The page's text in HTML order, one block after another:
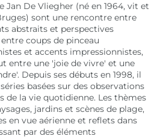
Jan De Vliegher (né en 1964, vit et
sont une rencontre entre
abstraits et perspectives
coups de pinceau
et accents impressionnistes,
entre une 'joie de vivre' et une
Depuis ses débuts en 1998, il
basées sur des observations
de la vie quotidienne. Les thèmes
jardins et scènes de plage,
en vue aérienne et reflets dans
par des éléments